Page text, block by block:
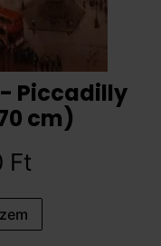
Piccadilly
cm)
Ft